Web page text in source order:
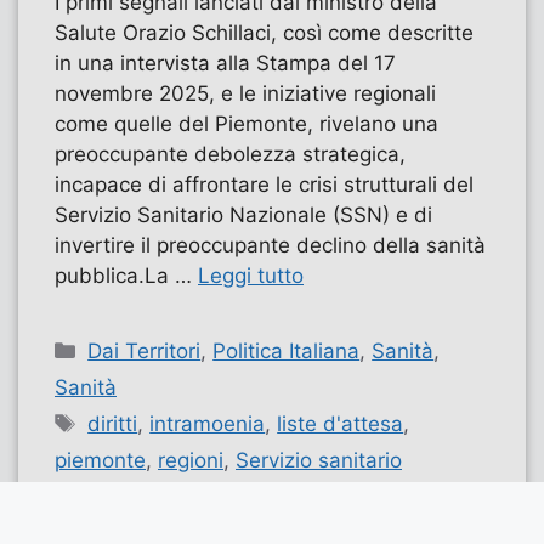
Salute Orazio Schillaci, così come descritte
in una intervista alla Stampa del 17
novembre 2025, e le iniziative regionali
come quelle del Piemonte, rivelano una
preoccupante debolezza strategica,
incapace di affrontare le crisi strutturali del
Servizio Sanitario Nazionale (SSN) e di
invertire il preoccupante declino della sanità
pubblica.La … Leggi tutto
Categorie
Dai Territori, Politica Italiana, Sanità,
Sanità
Tag
diritti, intramoenia, liste d'attesa,
piemonte, regioni, Servizio sanitario